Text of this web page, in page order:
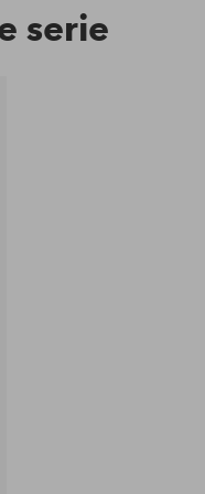
serie